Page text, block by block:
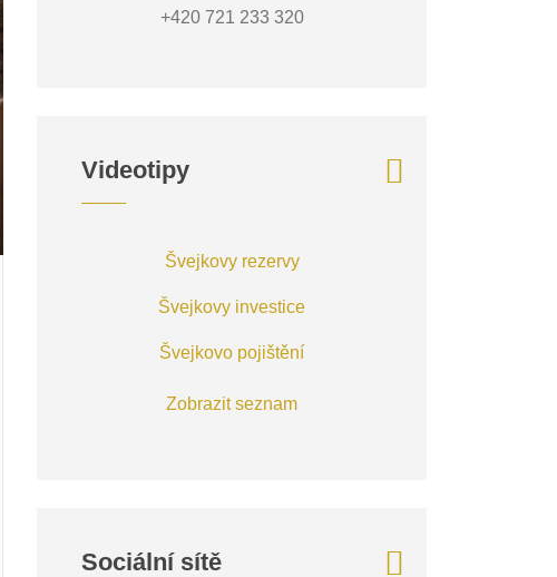
+420 721 233 320
Videotipy
Švejkovy rezervy
Švejkovy investice
Švejkovo pojištění
Zobrazit seznam
Sociální sítě